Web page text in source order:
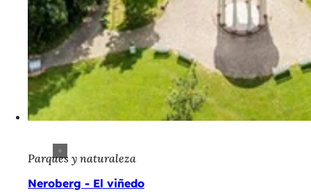
Parques y naturaleza
Neroberg - El viñedo